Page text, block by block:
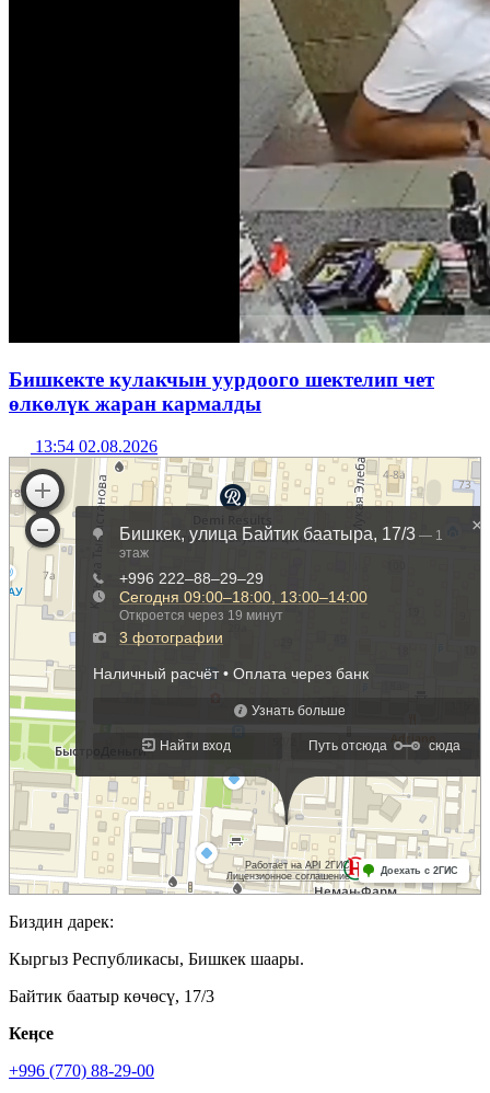
Бишкекте кулакчын уурдоого шектелип чет
өлкөлүк жаран кармалды
13:54 02.08.2026
Биздин дарек:
Кыргыз Республикасы, Бишкек шаары.
Байтик баатыр көчөсү, 17/3
Кеӊсе
+996 (770) 88-29-00